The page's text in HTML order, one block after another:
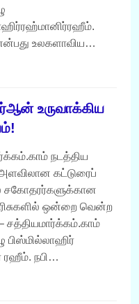
உலகளாவிய…
உருவாக்கிய
நடத்திய
கட்டுரைப்
சகோதரர்களுக்கான
ஒன்றை வென்ற
சத்தியமார்க்கம்.காம்
பிஸ்மில்லாஹிர்
ரஹீம். நபி…